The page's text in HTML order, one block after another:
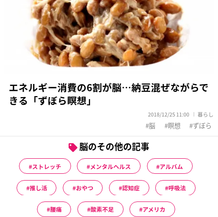
エネルギー消費の6割が脳…納豆混ぜながらで
きる「ずぼら瞑想」
2018/12/25 11:00 暮らし
脳 瞑想 ずぼら
脳のその他の記事
ストレッチ メンタルヘルス アルバム
推し活 おやつ 認知症 呼吸法
腰痛 酸素不足 アメリカ